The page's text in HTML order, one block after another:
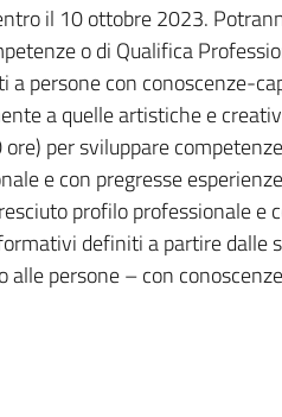
il 10 ottobre 2023.
o di Qualifica
persone con conoscenze-
a quelle artistiche e
per sviluppare
e con pregresse
profilo professionale
definiti a partire dalle
persone – con